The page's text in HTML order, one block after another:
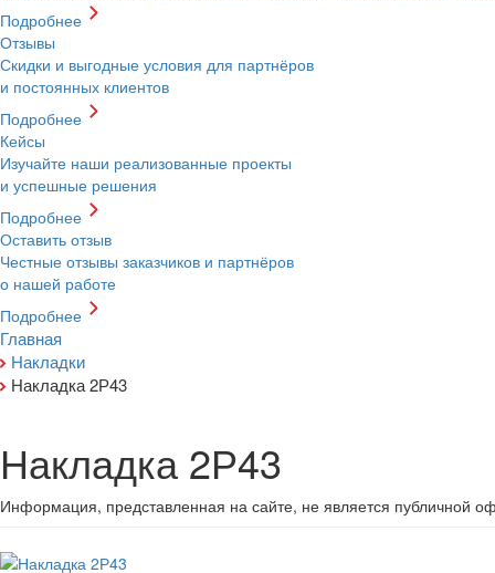
Подробнее
Отзывы
Скидки и выгодные условия для партнёров
и постоянных клиентов
Подробнее
Кейсы
Изучайте наши реализованные проекты
и успешные решения
Подробнее
Оставить отзыв
Честные отзывы заказчиков и партнёров
о нашей работе
Подробнее
Главная
Накладки
Накладка 2Р43
Накладка 2Р43
Информация, представленная на сайте, не является публичной